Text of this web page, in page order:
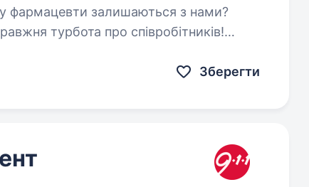
турбота про співробітників!
Зберегти